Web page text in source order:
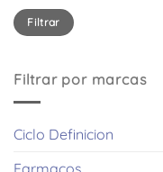
Precio
mínimo
Precio
máximo
Filtrar
Filtrar por marcas
Ciclo Definicion
Farmacos